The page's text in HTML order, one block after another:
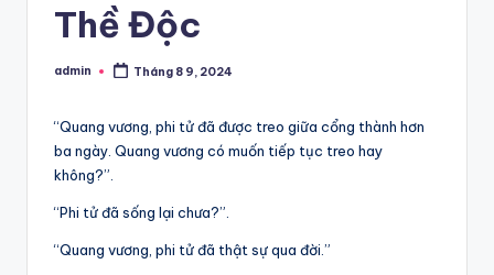
Thề Độc
Posted
admin Tháng 8 9, 2024
“Quang vương, phi tử đã được treo giữa cổng thành hơn
ba ngày. Quang vương có muốn tiếp tục treo hay
không?”.
“Phi tử đã sống lại chưa?”.
“Quang vương, phi tử đã thật sự qua đời.”